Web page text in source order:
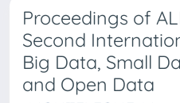
Proceedings of
Second
Big Data, Small
and Open Data